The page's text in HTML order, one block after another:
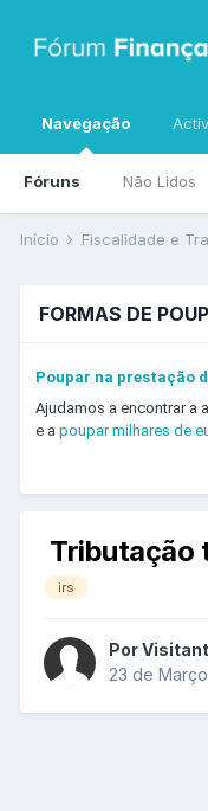
Navegação
Fóruns Não Lidos
Início Fiscalidade e
FORMAS DE
Poupar na prestação
Ajudamos a encontrar a
e a poupar milhares de
Tributação
irs
Por
23 de